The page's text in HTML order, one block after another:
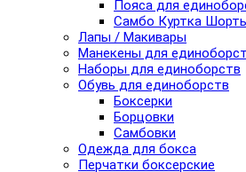
Пояса для
Самбо Куртка
Лапы / Макивары
Манекены для
Наборы для единоборств
Обувь для единоборств
Боксерки
Борцовки
Самбовки
Одежда для бокса
Перчатки боксерские